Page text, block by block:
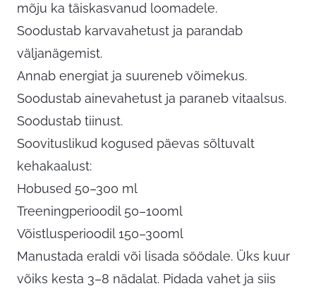
mõju ka täiskasvanud loomadele.
Soodustab karvavahetust ja parandab
väljanägemist.
Annab energiat ja suureneb võimekus.
Soodustab ainevahetust ja paraneb vitaalsus.
Soodustab tiinust.
Soovituslikud kogused päevas sõltuvalt
kehakaalust:
Hobused 50–300 ml
Treeningperioodil 50–100ml
Võistlusperioodil 150–300ml
Manustada eraldi või lisada söödale. Üks kuur
võiks kesta 3–8 nädalat. Pidada vahet ja siis